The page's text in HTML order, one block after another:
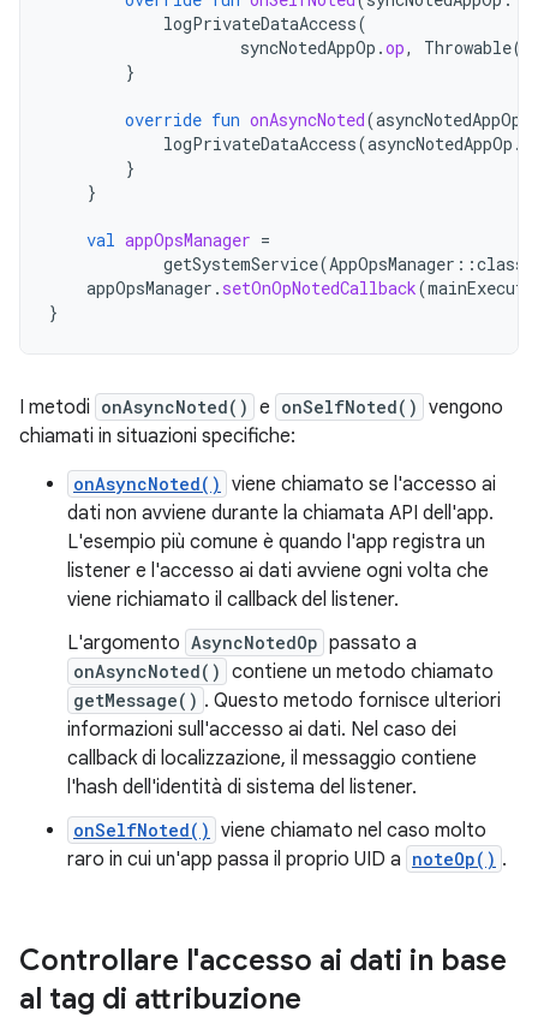
logPrivateDataAccess(
syncNotedAppOp .op, Throwable
}
override fun onAsyncNoted(asyncNotedAppOp
logPrivateDataAccess(asyncNotedAppOp .
}
}
val appOpsManager =
getSystemService(AppOpsManager ::class
appOpsManager . setOnOpNotedCallback(
}
I metodi onAsyncNoted() e onSelfNoted() vengono
chiamati in situazioni specifiche:
onAsyncNoted() viene chiamato se l'accesso ai
dati non avviene durante la chiamata API dell'app.
L'esempio più comune è quando l'app registra un
listener e l'accesso ai dati avviene ogni volta che
viene richiamato il callback del listener.
L'argomento AsyncNotedOp passato a
onAsyncNoted() contiene un metodo chiamato
getMessage() . Questo metodo fornisce ulteriori
informazioni sull'accesso ai dati. Nel caso dei
callback di localizzazione, il messaggio contiene
l'hash dell'identità di sistema del listener.
onSelfNoted() viene chiamato nel caso molto
raro in cui un'app passa il proprio UID a noteOp() .
Controllare l'accesso ai dati in base
al tag di attribuzione